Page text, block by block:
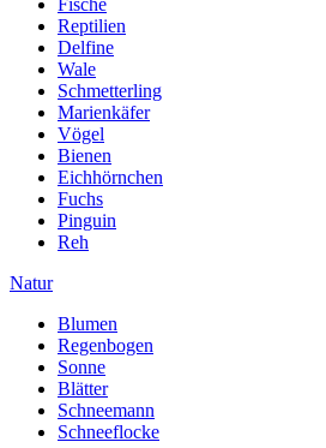
Fische
Reptilien
Delfine
Wale
Schmetterling
Marienkäfer
Vögel
Bienen
Eichhörnchen
Fuchs
Pinguin
Reh
Natur
Blumen
Regenbogen
Sonne
Blätter
Schneemann
Schneeflocke